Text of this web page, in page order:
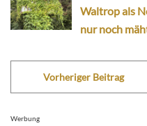
Waltrop als
nur noch
Vorheriger Beitrag
Werbung